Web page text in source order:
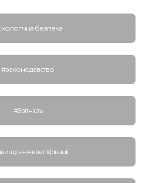
безпека
#законодавство
#Звітність
кваліфікації